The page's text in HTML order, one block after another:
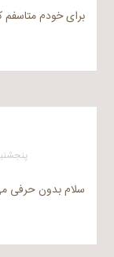
برای خودم متاسفم
پنجشنبه ۱۴ اردیبهشت ۱۳۸۵ در ۴:۵۳
سلام بدون حرفی